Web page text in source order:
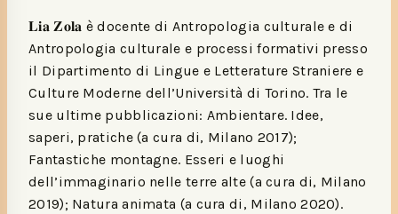
𝐋𝐢𝐚 𝐙𝐨𝐥𝐚 è docente di Antropologia culturale e di
Antropologia culturale e processi formativi presso
il Dipartimento di Lingue e Letterature Straniere e
Culture Moderne dell’Università di Torino. Tra le
sue ultime pubblicazioni: Ambientare. Idee,
saperi, pratiche (a cura di, Milano 2017);
Fantastiche montagne. Esseri e luoghi
dell’immaginario nelle terre alte (a cura di, Milano
2019); Natura animata (a cura di, Milano 2020).